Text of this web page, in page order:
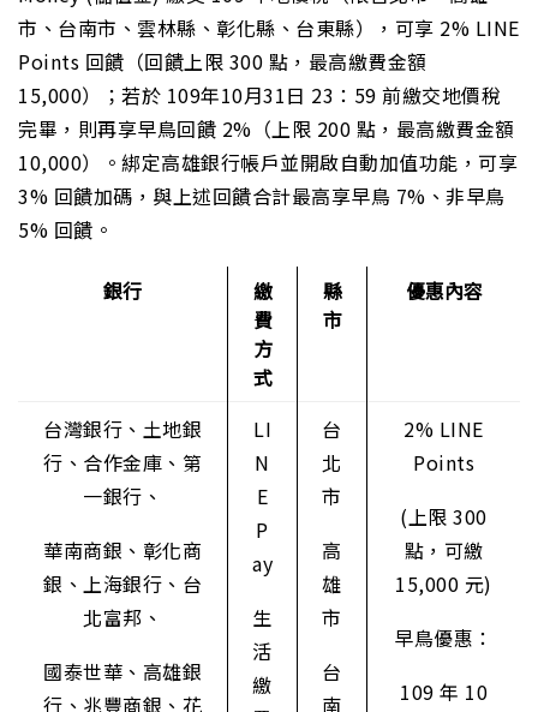
市、台南市、雲林縣、彰化縣、台東縣），可享 2% LINE
Points 回饋（回饋上限 300 點，最高繳費金額
15,000）；若於 109年10月31日 23：59 前繳交地價稅
完畢，則再享早鳥回饋 2%（上限 200 點，最高繳費金額
10,000）。綁定高雄銀行帳戶並開啟自動加值功能，可享
3% 回饋加碼，與上述回饋合計最高享早鳥 7%、非早鳥
5% 回饋。
銀行
繳
費
方
式
縣
市
優惠內容
台灣銀行、土地銀
行、合作金庫、第
一銀行、
華南商銀、彰化商
銀、上海銀行、台
北富邦、
國泰世華、高雄銀
行、兆豐商銀、花
LI
N
E
P
ay
生
活
繳
台
北
市
高
雄
市
台
南
2% LINE
Points
(上限 300
點，可繳
15,000 元)
早鳥優惠：
109 年 10